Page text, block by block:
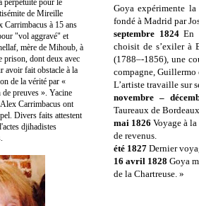
Goya expérimente
fondé à Madrid par
septembre 1824En
choisit de s’exiler à
(1788–-1856), une
compagne, Guillermo
L’artiste travaille sur
novembre –
Taureaux de
mai 1826 Voyage à
de revenus.
été 1827 Dernier
16 avril 1828 Goya
de la Chartreuse. »
de Mireille
à 15 ans
"vol aggravé" et
mère de Mihoub, à
prison, dont deux avec
avoir fait obstacle à la
de la vérité par «
de preuves ». Yacine
Carrimbacus ont
Divers faits attestent
djihadistes